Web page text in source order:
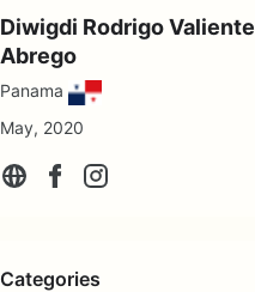
Diwigdi Rodrigo Valiente
Abrego
Panama
May, 2020
Categories